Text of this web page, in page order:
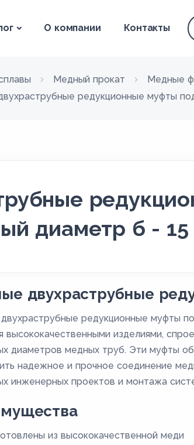
О компании Контакты
Медный прокат Медные
редукционные муфты
диаметр б - 15
двухраструбные
редукционные муфты
высококачественными изделиями,
диаметров медных труб. Эти муфты
надежное и прочное соединение
инженерных проектов и монтажа
из высококачественной меди